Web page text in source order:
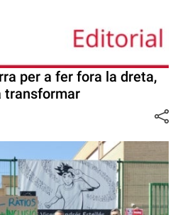
per a fer fora la dreta,
transformar